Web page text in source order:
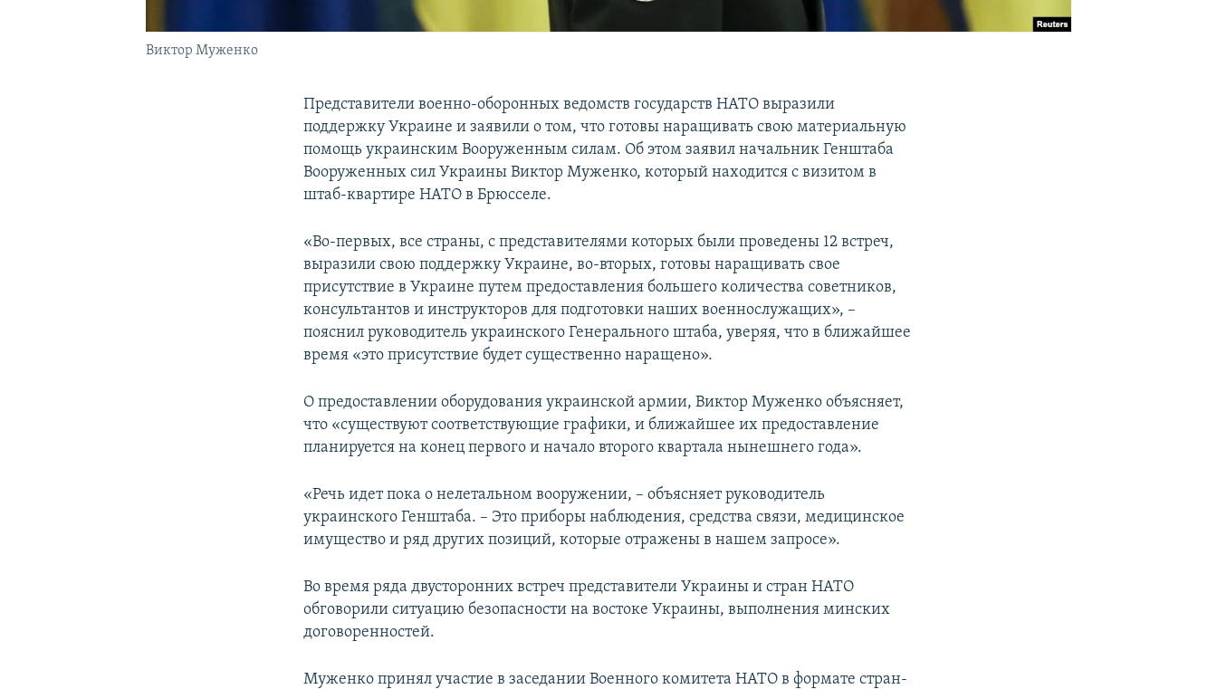
Виктор Муженко
Представители военно-оборонных ведомств государств НАТО выразили
поддержку Украине и заявили о том, что готовы наращивать свою материальную
помощь украинским Вооруженным силам. Об этом заявил начальник Генштаба
Вооруженных сил Украины Виктор Муженко, который находится с визитом в
штаб-квартире НАТО в Брюсселе.
«Во-первых, все страны, с представителями которых были проведены 12 встреч,
выразили свою поддержку Украине, во-вторых, готовы наращивать свое
присутствие в Украине путем предоставления большего количества советников,
консультантов и инструкторов для подготовки наших военнослужащих», –
пояснил руководитель украинского Генерального штаба, уверяя, что в ближайшее
время «это присутствие будет существенно наращено».
О предоставлении оборудования украинской армии, Виктор Муженко объясняет,
что «существуют соответствующие графики, и ближайшее их предоставление
планируется на конец первого и начало второго квартала нынешнего года».
«Речь идет пока о нелетальном вооружении, – объясняет руководитель
украинского Генштаба. – Это приборы наблюдения, средства связи, медицинское
имущество и ряд других позиций, которые отражены в нашем запросе».
Во время ряда двусторонних встреч представители Украины и стран НАТО
обговорили ситуацию безопасности на востоке Украины, выполнения минских
договоренностей.
Муженко принял участие в заседании Военного комитета НАТО в формате стран-